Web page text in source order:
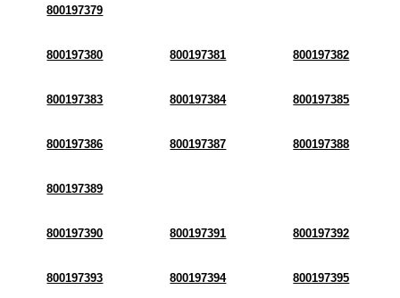
800197379
800197380 800197381 800197382
800197383 800197384 800197385
800197386 800197387 800197388
800197389
800197390 800197391 800197392
800197393 800197394 800197395